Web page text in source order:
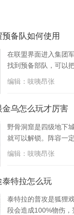
备队如何使用
在联盟界面进入集团
找到预备部队，可以
编辑：吱咦昂张
金乌怎么玩才厉害
野骨洞窟是四级地下
就可以解锁。阵容一定
编辑：吱咦昂张
泰特拉怎么玩
泰特拉的普攻是狐狸
段会造成100%物伤，